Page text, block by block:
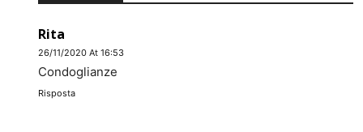
Rita
26/11/2020 At 16:53
Condoglianze
Risposta